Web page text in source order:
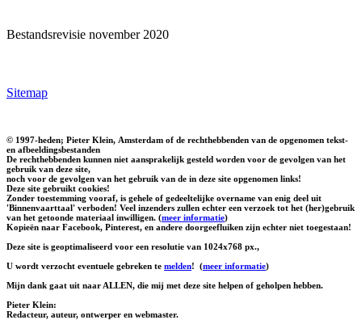
Bestandsrevisie november 2020
Sitemap
© 1997-heden; Pieter Klein, Amsterdam of de rechthebbenden van de opgenomen tekst-
en afbeeldingsbestanden
De rechthebbenden kunnen niet aansprakelijk gesteld worden voor de gevolgen van het
gebruik van deze site,
noch voor de gevolgen van het gebruik van de in deze site opgenomen links!
Deze site gebruikt cookies!
Zonder toestemming vooraf, is gehele of gedeeltelijke overname van enig deel uit
'Binnenvaarttaal' verboden! Veel inzenders zullen echter een verzoek tot het (her)gebruik
van het getoonde materiaal inwilligen. (meer informatie)
Kopieën naar Facebook, Pinterest, en andere doorgeefluiken zijn echter niet toegestaan!
Deze site is geoptimaliseerd voor een resolutie van 1024x768 px.,
U wordt verzocht eventuele gebreken te melden! (meer informatie)
Mijn dank gaat uit naar ALLEN, die mij met deze site helpen of geholpen hebben.
Pieter Klein:
Redacteur, auteur, ontwerper en webmaster.